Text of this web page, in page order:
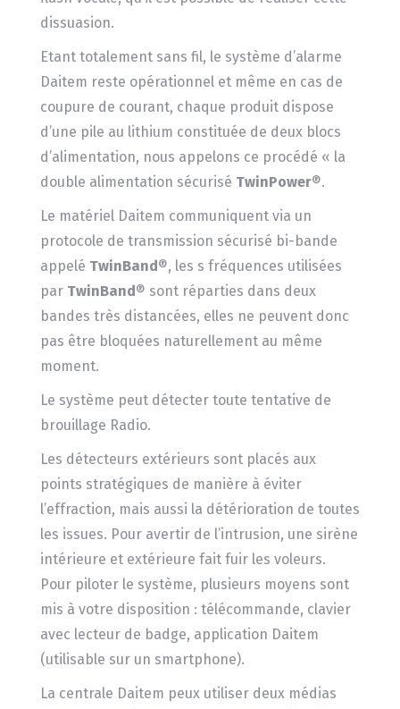
dissuasion.
Etant totalement sans fil, le système d’alarme
Daitem reste opérationnel et même en cas de
coupure de courant, chaque produit dispose
d’une pile au lithium constituée de deux blocs
d’alimentation, nous appelons ce procédé « la
double alimentation sécurisé TwinPower®.
Le matériel Daitem communiquent via un
protocole de transmission sécurisé bi-bande
appelé TwinBand ®, les s fréquences utilisées
par TwinBand ® sont réparties dans deux
bandes très distancées, elles ne peuvent donc
pas être bloquées naturellement au même
moment.
Le système peut détecter toute tentative de
brouillage Radio.
Les détecteurs extérieurs sont placés aux
points stratégiques de manière à éviter
l’effraction, mais aussi la détérioration de toutes
les issues. Pour avertir de l’intrusion, une sirène
intérieure et extérieure fait fuir les voleurs.
Pour piloter le système, plusieurs moyens sont
mis à votre disposition : télécommande, clavier
avec lecteur de badge, application Daitem
(utilisable sur un smartphone).
La centrale Daitem peux utiliser deux médias